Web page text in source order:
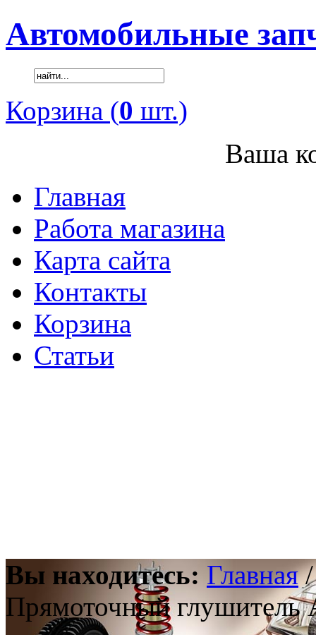
Автомобильные
Корзина (0 шт.)
Ваша
Главная
Работа магазина
Карта сайта
Контакты
Корзина
Статьи
Вы находитесь: Главная
Прямоточный глушитель